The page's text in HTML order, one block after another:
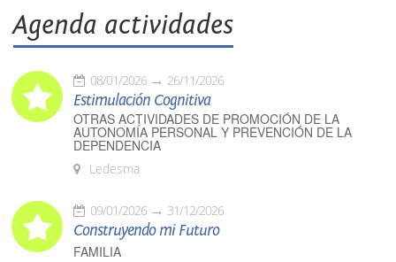
Agenda actividades
08/01/2026 26/11/2026
Estimulación Cognitiva
OTRAS ACTIVIDADES DE PROMOCIÓN DE LA
AUTONOMÍA PERSONAL Y PREVENCIÓN DE LA
DEPENDENCIA
Ledesma
09/01/2026 31/12/2026
Construyendo mi Futuro
FAMILIA